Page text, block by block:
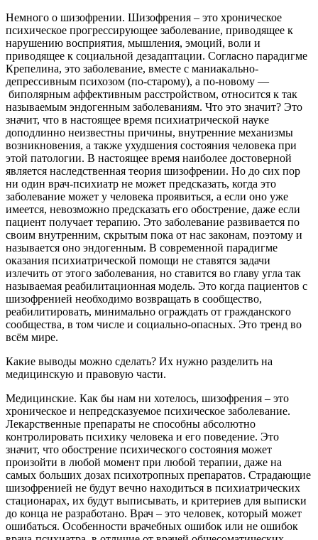
Немного о шизофрении. Шизофрения – это хроническое
психическое прогрессирующее заболевание, приводящее к
нарушению восприятия, мышления, эмоций, воли и
приводящее к социальной дезадаптации. Согласно парадигме
Крепелина, это заболевание, вместе с маниакально-
депрессивным психозом (по-старому), а по-новому —
биполярным аффективным расстройством, относится к так
называемым эндогенным заболеваниям. Что это значит? Это
значит, что в настоящее время психиатрической науке
доподлинно неизвестны причины, внутренние механизмы
возникновения, а также ухудшения состояния человека при
этой патологии. В настоящее время наиболее достоверной
является наследственная теория шизофрении. Но до сих пор
ни один врач-психиатр не может предсказать, когда это
заболевание может у человека проявиться, а если оно уже
имеется, невозможно предсказать его обострение, даже если
пациент получает терапию. Это заболевание развивается по
своим внутренним, скрытым пока от нас законам, поэтому и
называется оно эндогенным. В современной парадигме
оказания психиатрической помощи не ставятся задачи
излечить от этого заболевания, но ставится во главу угла так
называемая реабилитационная модель. Это когда пациентов с
шизофренией необходимо возвращать в сообщество,
реабилитировать, минимально ограждать от гражданского
сообщества, в том числе и социально-опасных. Это тренд во
всём мире.
Какие выводы можно сделать? Их нужно разделить на
медицинскую и правовую части.
Медицинские. Как бы нам ни хотелось, шизофрения – это
хроническое и непредсказуемое психическое заболевание.
Лекарственные препараты не способны абсолютно
контролировать психику человека и его поведение. Это
значит, что обострение психического состояния может
произойти в любой момент при любой терапии, даже на
самых больших дозах психотропных препаратов. Страдающие
шизофренией не будут вечно находиться в психиатрических
стационарах, их будут выписывать, и критериев для выписки
до конца не разработано. Врач – это человек, который может
ошибаться. Особенности врачебных ошибок или не ошибок